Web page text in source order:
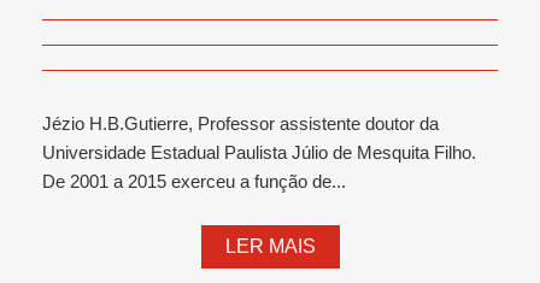
Jézio H.B.Gutierre, Professor assistente doutor da
Universidade Estadual Paulista Júlio de Mesquita Filho.
De 2001 a 2015 exerceu a função de...
LER MAIS